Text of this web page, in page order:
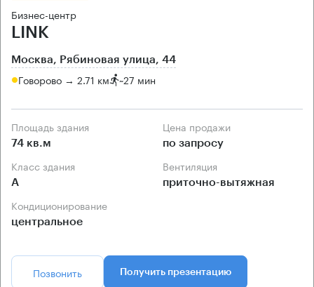
Бизнес-центр
LINK
Москва, Рябиновая улица, 44
Говорово → 2.71 км ~27 мин
Площадь здания
74 кв.м
Цена продажи
по запросу
Класс здания
А
Вентиляция
приточно-вытяжная
Кондиционирование
центральное
Позвонить Получить презентацию